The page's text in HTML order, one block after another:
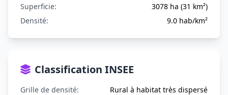
Superficie:
3078 ha (31 km²)
Densité:
9.0 hab/km²
Classification INSEE
Grille de densité:
Rural à habitat très dispersé